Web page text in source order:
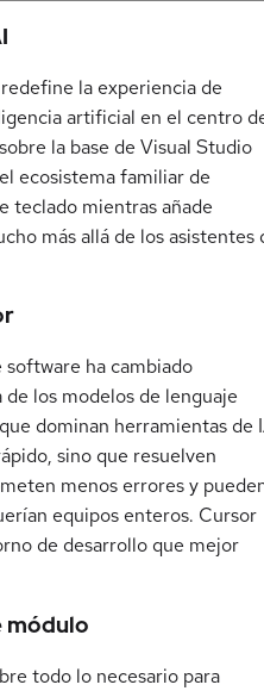
la experiencia de
artificial en el centro
la base de Visual Studio
ecosistema familiar de
teclado mientras añade
más allá de los asistentes
ha cambiado
los modelos de lenguaje
dominan herramientas de
sino que resuelven
menos errores y
equipos enteros. Cursor
de desarrollo que mejor
módulo
todo lo necesario para